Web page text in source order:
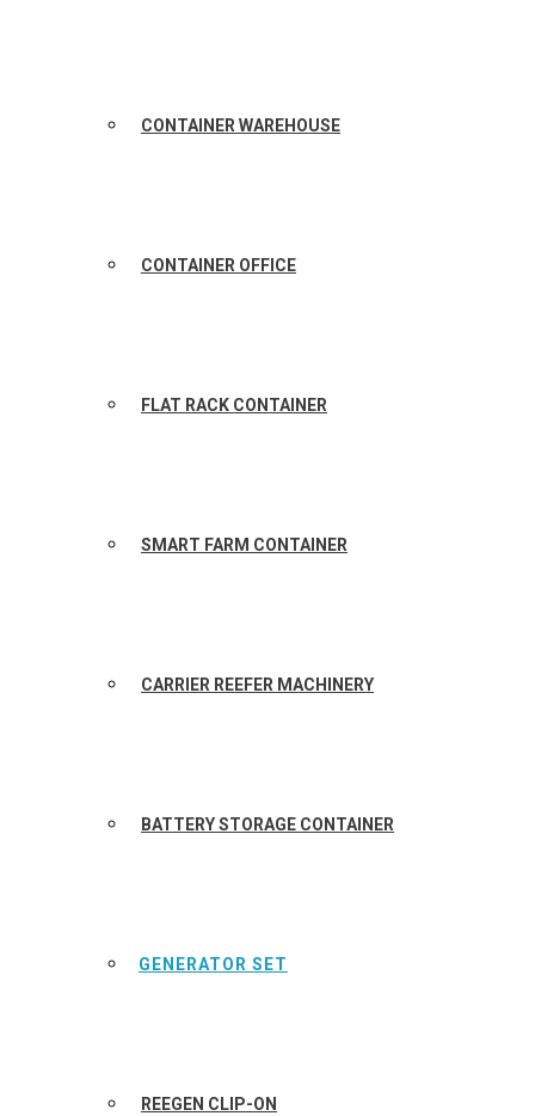
CONTAINER WAREHOUSE
CONTAINER OFFICE
FLAT RACK CONTAINER
SMART FARM CONTAINER
CARRIER REEFER MACHINERY
BATTERY STORAGE CONTAINER
GENERATOR SET
REEGEN CLIP-ON